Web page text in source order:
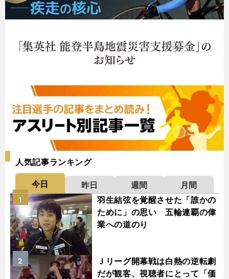
人気記事ランキング
今日 昨日 週間
月間
羽生結弦を覚醒させた「誰かの
ために」の思い 五輪連覇の偉
業への道のり
1
Ｊリーグ開幕戦は白熱の逆転劇
だが観客、視聴者にとって「価
2